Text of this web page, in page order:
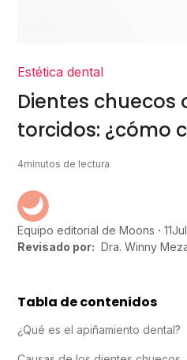
Estética dental
Dientes chuecos
torcidos: ¿cómo
4minutos de lectura
Equipo editorial de Moons 11Jul
Revisado por: Dra. Winny
Tabla de contenidos
¿Qué es el apiñamiento dental?